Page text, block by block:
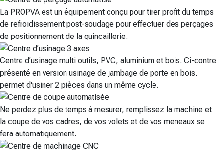
La PROPVA est un équipement conçu pour tirer profit du temps
de refroidissement post-soudage pour effectuer des perçages
de positionnement de la quincaillerie.
Centre d’usinage multi outils, PVC, aluminium et bois. Ci-contre
présenté en version usinage de jambage de porte en bois,
permet d'usiner 2 pièces dans un même cycle.
Ne perdez plus de temps à mesurer, remplissez la machine et
la coupe de vos cadres, de vos volets et de vos meneaux se
fera automatiquement.